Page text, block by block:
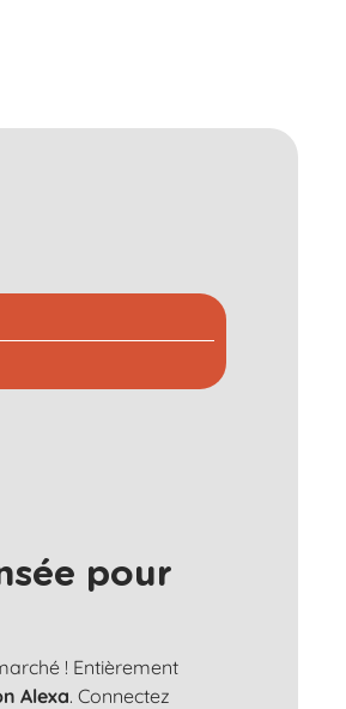
pour
! Entièrement
Alexa. Connectez